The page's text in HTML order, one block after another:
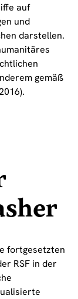
auf
und
darstellen.
gemäß
fortgesetzten
RSF in der